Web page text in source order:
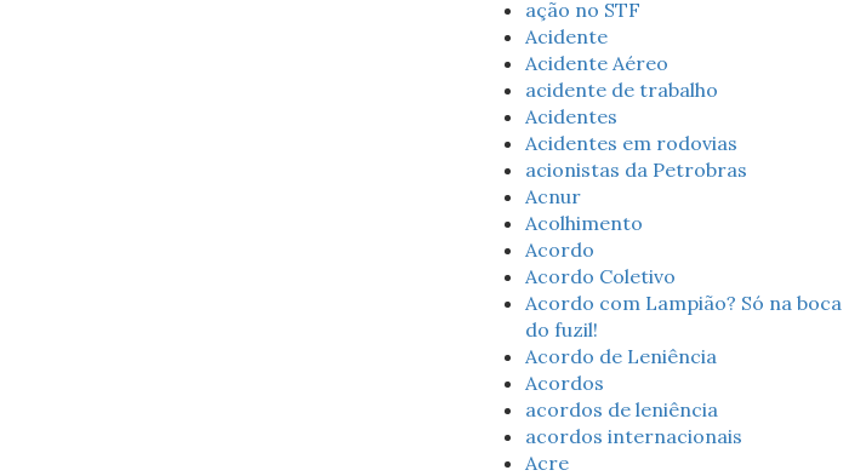
ação no STF
Acidente
Acidente Aéreo
acidente de trabalho
Acidentes
Acidentes em rodovias
acionistas da Petrobras
Acnur
Acolhimento
Acordo
Acordo Coletivo
Acordo com Lampião? Só na boca
do fuzil!
Acordo de Leniência
Acordos
acordos de leniência
acordos internacionais
Acre